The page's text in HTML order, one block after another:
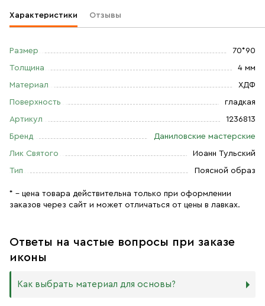
Характеристики Отзывы
Размер 70*90
Толщина 4 мм
Материал ХДФ
Поверхность гладкая
Артикул 1236813
Бренд Даниловские мастерские
Лик Святого Иоанн Тульский
Тип Поясной образ
* – цена товара действительна только при оформлении
заказов через сайт и может отличаться от цены в лавках.
Ответы на частые вопросы при заказе
иконы
Как выбрать материал для основы?